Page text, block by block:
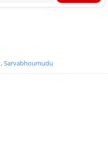
,Sarvabhoumudu